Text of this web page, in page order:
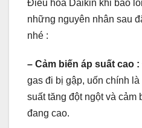
Điều hòa Daikin khi báo
những nguyên nhân sau
nhé :
– Cảm biến áp suất cao :
gas đi bị gập, uốn chính
suất tăng đột ngột và
đang cao.